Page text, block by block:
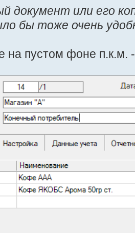
документ или его
бы тоже очень
на пустом фоне п.к.м.